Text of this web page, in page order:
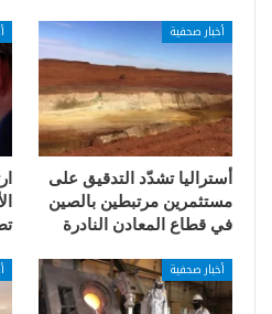
أخبار صحفية
أستراليا تشدّد التدقيق على
مستثمرين مرتبطين بالصين
في قطاع المعادن النادرة
أخبار صحفية